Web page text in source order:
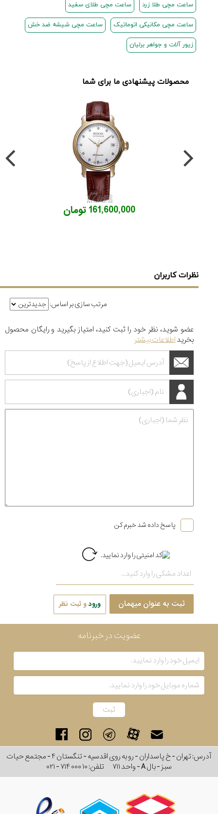
ساعت مچی طلا زرد ساعت مچی طلای سفید
ساعت مچی مکانیکی اتوماتیک ساعت مچی شیشه ضد خش
زیور آلات و جواهر برلیان
محصولات پیشنهادی ما برای شما
161,600,000 تومان
نظرات کاربران
مرتب سازی بر اساس:
عضو شوید، نظر خود را ثبت کنید، امتیاز بگیرید و رایگان محصول
بخریداطلاعات بیشتر
پاسخ داده شد خبرم کن
ثبت به عنوان میهمان ورودو ثبت نظر
عضویت در خبرنامه
آدرس: تهران - خ پاسداران - رو به روی اقدسیه - تنگستان ۴ - مجتمع حیات
سبز - بال A - واحد ۷۱۱
تلفن:۰۲۱ - ۷۱۴ ۰۰۰ ۱۰